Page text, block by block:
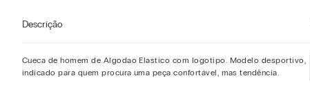
Descrição
Cueca de homem de Algodao Elastico com logotipo. Modelo desportivo,
indicado para quem procura uma peça confortável, mas tendência.